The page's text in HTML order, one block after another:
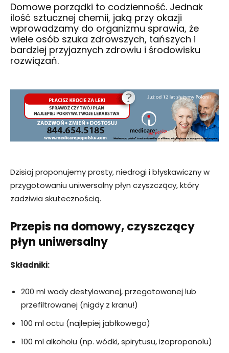
Domowe porządki to codzienność. Jednak
ilość sztucznej chemii, jaką przy okazji
wprowadzamy do organizmu sprawia, że
wiele osób szuka zdrowszych, tańszych i
bardziej przyjaznych zdrowiu i środowisku
rozwiązań.
Dzisiaj proponujemy prosty, niedrogi i błyskawiczny w
przygotowaniu uniwersalny płyn czyszczący, który
zadziwia skutecznością.
Przepis na domowy, czyszczący
płyn uniwersalny
Składniki:
200 ml wody destylowanej, przegotowanej lub
przefiltrowanej (nigdy z kranu!)
100 ml octu (najlepiej jabłkowego)
100 ml alkoholu (np. wódki, spirytusu, izopropanolu)